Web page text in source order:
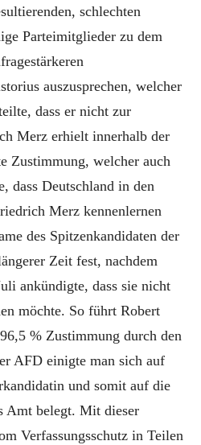
schlechten
Parteimitglieder zu dem
auszusprechen, welcher
dass er nicht zur
Merz erhielt innerhalb der
Zustimmung, welcher auch
dass Deutschland in den
Merz kennenlernen
des Spitzenkandidaten der
Zeit fest, nachdem
ankündigte, dass sie nicht
möchte. So führt Robert
% Zustimmung durch den
AFD einigte man sich auf
und somit auf die
Amt belegt. Mit dieser
Verfassungsschutz in Teilen